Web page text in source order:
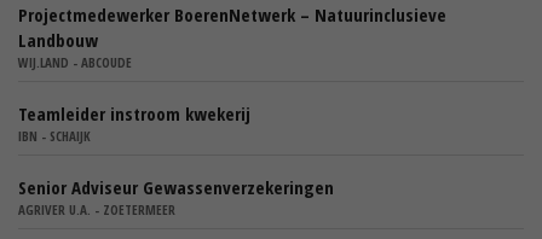
Projectmedewerker BoerenNetwerk – Natuurinclusieve
Landbouw
WIJ.LAND - ABCOUDE
Teamleider instroom kwekerij
IBN - SCHAIJK
Senior Adviseur Gewassenverzekeringen
AGRIVER U.A. - ZOETERMEER